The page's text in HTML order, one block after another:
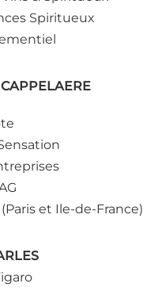
Spiritueux
et Ile-de-France)